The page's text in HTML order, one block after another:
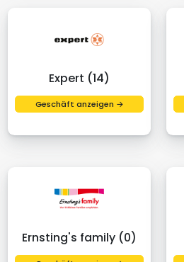
Expert (14)
Geschäft anzeigen →
Ernsting's family (0)